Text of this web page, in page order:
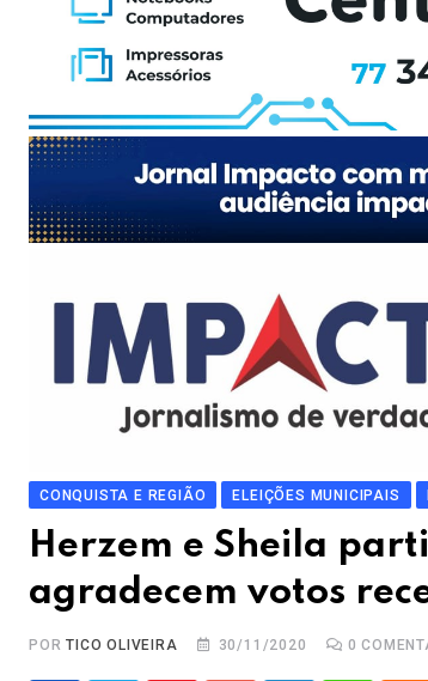
CONQUISTA E REGIÃO ELEIÇÕES MUNICIPAIS
Herzem e Sheila
agradecem votos
PORTICO OLIVEIRA 30/11/2020 0